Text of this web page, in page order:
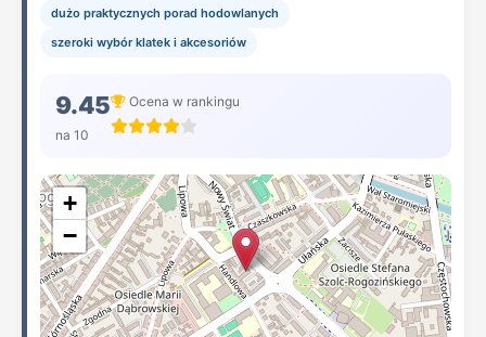
dużo praktycznych porad hodowlanych
szeroki wybór klatek i akcesoriów
9.45
na 10
Ocena w rankingu
+
−